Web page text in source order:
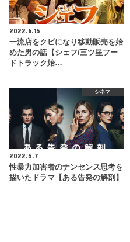
2022.6.15
一流店をクビになり移動販売を始
めた男の話【シェフ/三ツ星フー
ドトラック始…
シネマ
2022.5.7
性暴力加害者のナンセンス思考を
描いたドラマ【ある告発の解剖】